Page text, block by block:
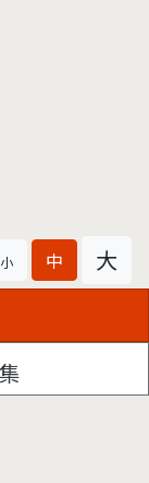
小 中 大